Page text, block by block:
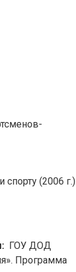
(2006 г.)
ГОУ ДОД
Программа